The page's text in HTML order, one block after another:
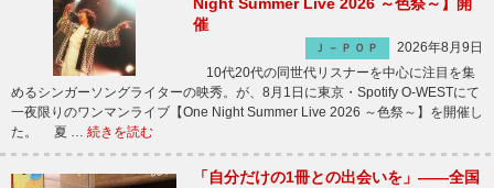
催
Ｊ－ＰＯＰ
2026年8月9日
10代20代の同世代リスナーを中心に注目を集
めるシンガーソングライターの映秀。が、8月1日に東京・Spotify O-WESTにて
一夜限りのワンマンライブ【One Night Summer Live 2026 ～色祭～】を開催し
た。 夏 … 続きを読む
「自分だけの1冊との出会いを」――全国